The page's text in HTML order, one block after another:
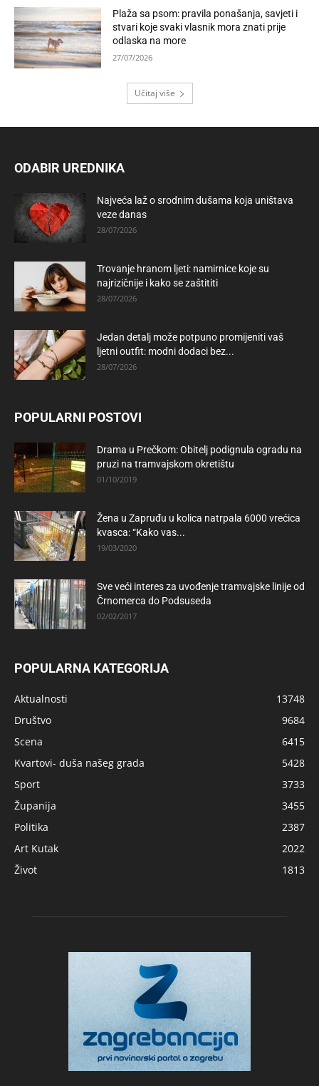
Plaža sa psom: pravila ponašanja, savjeti i
stvari koje svaki vlasnik mora znati prije
odlaska na more
27/07/2026
Učitaj više
ODABIR UREDNIKA
Najveća laž o srodnim dušama koja uništava
veze danas
28/07/2026
Trovanje hranom ljeti: namirnice koje su
najrizičnije i kako se zaštititi
28/07/2026
Jedan detalj može potpuno promijeniti vaš
ljetni outfit: modni dodaci bez...
28/07/2026
POPULARNI POSTOVI
Drama u Prečkom: Obitelj podignula ogradu na
pruzi na tramvajskom okretištu
01/10/2019
Žena u Zapruđu u kolica natrpala 6000 vrećica
kvasca: “Kako vas...
19/03/2020
Sve veći interes za uvođenje tramvajske linije od
Črnomerca do Podsuseda
02/02/2017
POPULARNA KATEGORIJA
Aktualnosti
13748
Društvo
9684
Scena
6415
Kvartovi- duša našeg grada
5428
Sport
3733
Županija
3455
Politika
2387
Art Kutak
2022
Život
1813